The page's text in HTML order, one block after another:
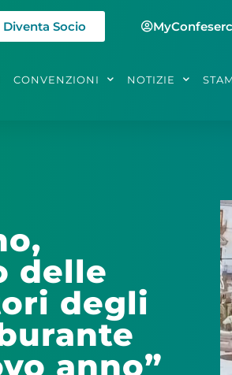
Diventa Socio
CONVENZIONI NOTIZIE
delle
degli
anno”